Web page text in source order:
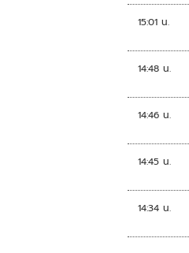
15:01 น.
14:48 น.
14:46 น.
14:45 น.
14:34 น.